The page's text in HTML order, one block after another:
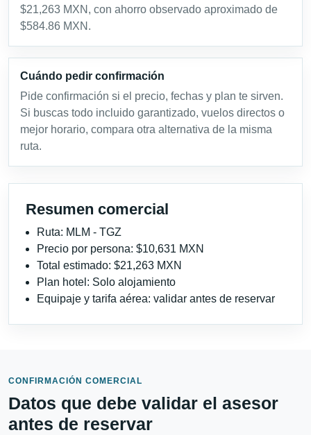
$21,263 MXN, con ahorro observado aproximado de
$584.86 MXN.
Cuándo pedir confirmación
Pide confirmación si el precio, fechas y plan te sirven.
Si buscas todo incluido garantizado, vuelos directos o
mejor horario, compara otra alternativa de la misma
ruta.
Resumen comercial
Ruta: MLM - TGZ
Precio por persona: $10,631 MXN
Total estimado: $21,263 MXN
Plan hotel: Solo alojamiento
Equipaje y tarifa aérea: validar antes de reservar
CONFIRMACIÓN COMERCIAL
Datos que debe validar el asesor
antes de reservar